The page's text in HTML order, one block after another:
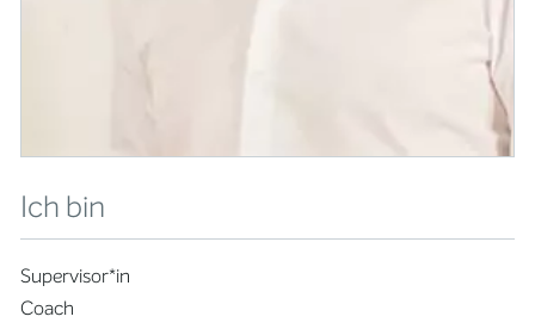
Ich bin
Supervisor*in
Coach